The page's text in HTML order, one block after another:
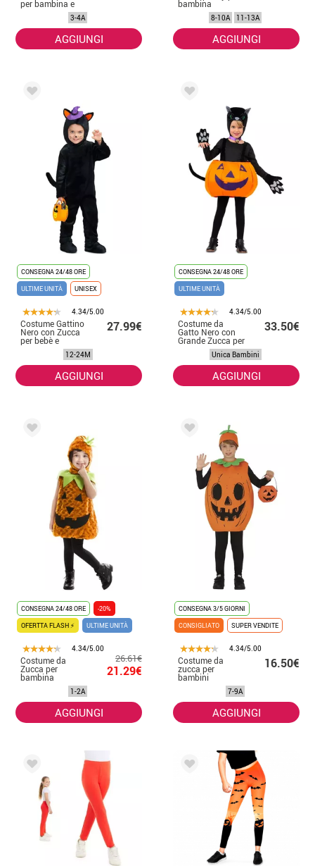
per bambina e
bebé 3-4A
AGGIUNGI
bambina
8-10A 11-13A
AGGIUNGI
CONSEGNA 24/48 ORE
ULTIME UNITÀ
UNISEX
4.34/5.00
Costume Gattino
Nero con Zucca
per bebè e
bambino
27.99€
12-24M
AGGIUNGI
CONSEGNA 24/48 ORE
ULTIME UNITÀ
4.34/5.00
Costume da
Gatto Nero con
Grande Zucca per
bambina
33.50€
Unica Bambini
AGGIUNGI
CONSEGNA 24/48 ORE
-20%
OFERTTA FLASH ⚡
ULTIME UNITÀ
4.34/5.00
Costume da
Zucca per
bambina
26.61€
21.29€
1-2A
AGGIUNGI
CONSEGNA 3/5 GIORNI
CONSIGLIATO
SUPER VENDITE
4.34/5.00
Costume da
zucca per
bambini
16.50€
7-9A
AGGIUNGI